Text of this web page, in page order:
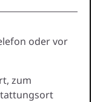
oder vor
zum